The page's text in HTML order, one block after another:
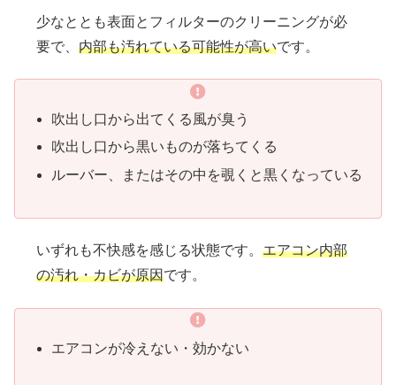
少なととも表面とフィルターのクリーニングが必
要で、 内部も汚れている可能性が高いです。
吹出し口から出てくる風が臭う
吹出し口から黒いものが落ちてくる
ルーバー、またはその中を覗くと黒くなっている
いずれも不快感を感じる状態です。 エアコン内部
の汚れ・カビが原因です。
エアコンが冷えない・効かない